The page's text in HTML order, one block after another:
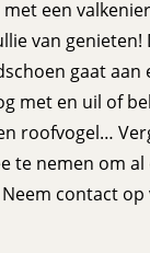
een
van genieten!
gaat aan
met en uil of
roofvogel…
te nemen om al
contact